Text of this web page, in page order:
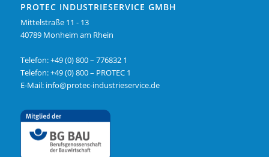
PROTEC INDUSTRIESERVICE GMBH
Mittelstraße 11 - 13
40789 Monheim am Rhein
Telefon:+49 (0) 800 – 776832 1
Telefon: +49 (0) 800 – PROTEC 1
E-Mail: info@protec-industrieservice.de